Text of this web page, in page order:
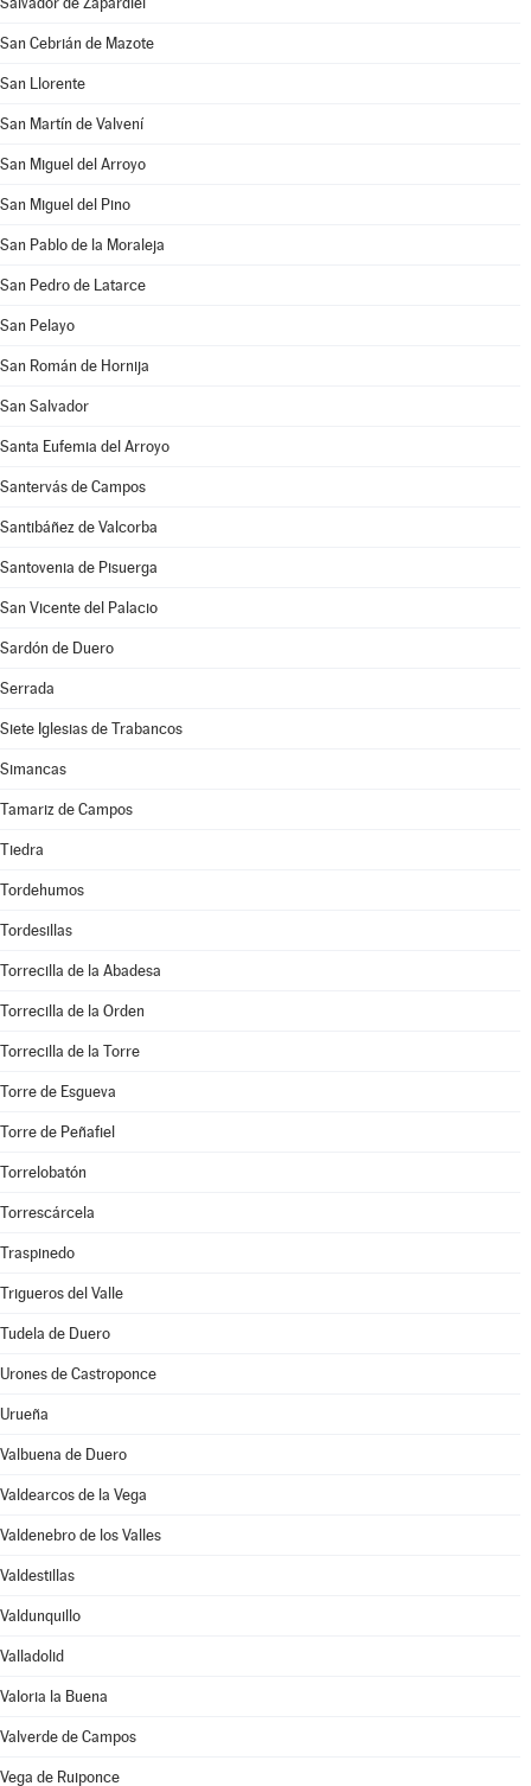
San Cebrián de Mazote
San Llorente
San Martín de Valvení
San Miguel del Arroyo
San Miguel del Pino
San Pablo de la Moraleja
San Pedro de Latarce
San Pelayo
San Román de Hornija
San Salvador
Santa Eufemia del Arroyo
Santervás de Campos
Santibáñez de Valcorba
Santovenia de Pisuerga
San Vicente del Palacio
Sardón de Duero
Serrada
Siete Iglesias de Trabancos
Simancas
Tamariz de Campos
Tiedra
Tordehumos
Tordesillas
Torrecilla de la Abadesa
Torrecilla de la Orden
Torrecilla de la Torre
Torre de Esgueva
Torre de Peñafiel
Torrelobatón
Torrescárcela
Traspinedo
Trigueros del Valle
Tudela de Duero
Urones de Castroponce
Urueña
Valbuena de Duero
Valdearcos de la Vega
Valdenebro de los Valles
Valdestillas
Valdunquillo
Valladolid
Valoria la Buena
Valverde de Campos
Vega de Ruiponce